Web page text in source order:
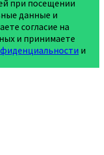
при посещении
данные и
согласие на
и принимаете
и